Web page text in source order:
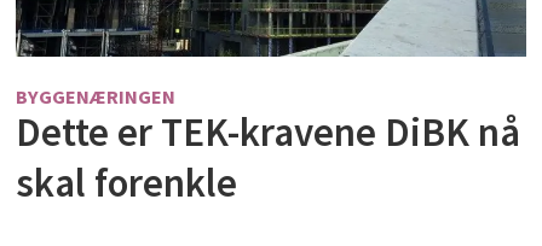
BYGGENÆRINGEN
Dette er TEK-kravene DiBK nå
skal forenkle